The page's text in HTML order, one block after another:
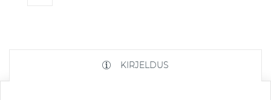
KIRJELDUS